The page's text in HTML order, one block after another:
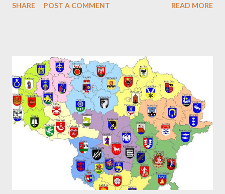
(galia 2460 kW) reikmėms. Kraštovaizdžio draustinis.
SHARE POST A COMMENT READ MORE